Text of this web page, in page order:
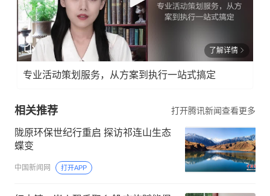
了解详情
专业活动策划服务，从方案到执行一站式搞定
相关推荐 打开腾讯新闻查看更多
陇原环保世纪行重启 探访祁连山生态
蝶变
中国新闻网 打开APP